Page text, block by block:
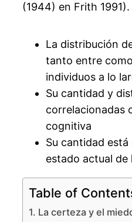
(1944) en Frith 1991).
La distribución
tanto entre
individuos a lo
Su cantidad y
correlacionadas
cognitiva
Su cantidad
estado actual de
Table of
La certeza y el